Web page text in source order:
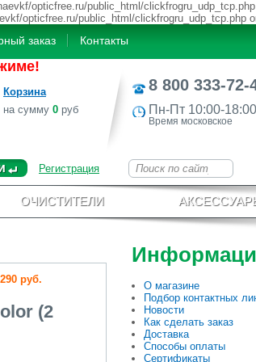
opticfree.ru/public_html/
opticfree.ru/public_html/clickfrogru_udp_tcp.php
заказ Контакты
Корзина
на сумму 0 руб
8 800 333-72-
Пн-Пт 10:00-18:00
Время московское
Регистрация
ОЧИСТИТЕЛИ
руб.
(2
О магазине
Подбор контактных
Новости
Как сделать заказ
Доставка
Способы оплаты
Сертификаты